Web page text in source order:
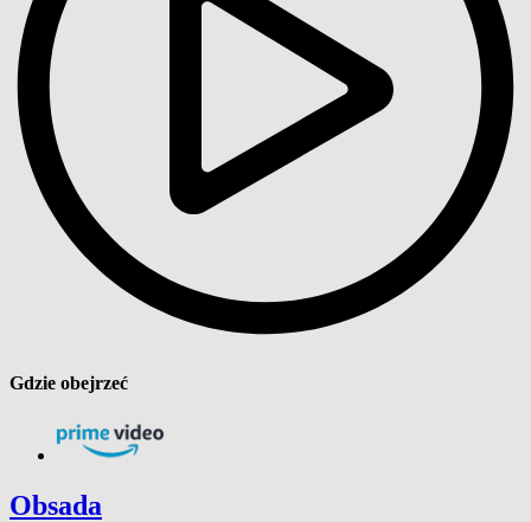
Gdzie obejrzeć
Obsada